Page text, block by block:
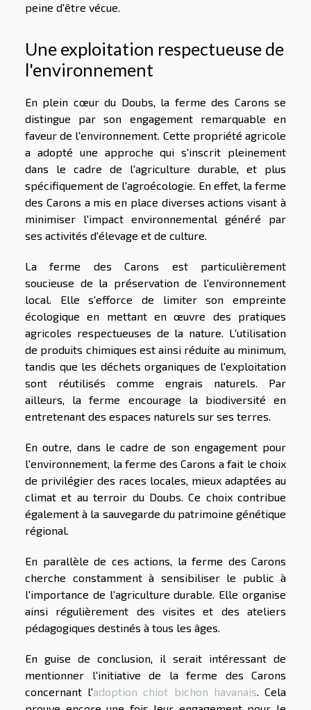
peine d'être vécue.
Une exploitation respectueuse de
l'environnement
En plein cœur du Doubs, la ferme des Carons se
distingue par son engagement remarquable en
faveur de l'environnement. Cette propriété agricole
a adopté une approche qui s'inscrit pleinement
dans le cadre de l'agriculture durable, et plus
spécifiquement de l'agroécologie. En effet, la ferme
des Carons a mis en place diverses actions visant à
minimiser l'impact environnemental généré par
ses activités d'élevage et de culture.
La ferme des Carons est particulièrement
soucieuse de la préservation de l'environnement
local. Elle s'efforce de limiter son empreinte
écologique en mettant en œuvre des pratiques
agricoles respectueuses de la nature. L'utilisation
de produits chimiques est ainsi réduite au minimum,
tandis que les déchets organiques de l'exploitation
sont réutilisés comme engrais naturels. Par
ailleurs, la ferme encourage la biodiversité en
entretenant des espaces naturels sur ses terres.
En outre, dans le cadre de son engagement pour
l'environnement, la ferme des Carons a fait le choix
de privilégier des races locales, mieux adaptées au
climat et au terroir du Doubs. Ce choix contribue
également à la sauvegarde du patrimoine génétique
régional.
En parallèle de ces actions, la ferme des Carons
cherche constamment à sensibiliser le public à
l'importance de l'agriculture durable. Elle organise
ainsi régulièrement des visites et des ateliers
pédagogiques destinés à tous les âges.
En guise de conclusion, il serait intéressant de
mentionner l'initiative de la ferme des Carons
concernant l'adoption chiot bichon havanais. Cela